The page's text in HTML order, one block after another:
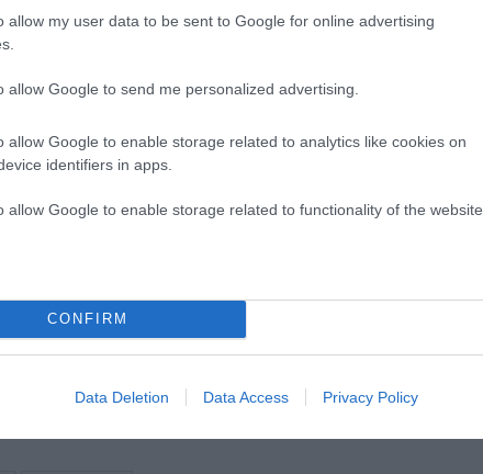
allow my user data to be sent to Google for online advertising
allow Google to send me personalized advertising.
allow Google to enable storage related to analytics like cookies on
identifiers in apps.
allow Google to enable storage related to functionality of the website
CONFIRM
Data Deletion Data Access Privacy Policy
és halált jelképezhet. A cigány horoszkópban az
A Kés szülöttei kemények, analitikusak és
az érzelmek magukkal ragadják őket. A családjuk
21.
átlépésének a szimbóluma. Ettől függetlenül a
szerencsét és védelmet jelent. A szimbólum
Képesek harcolni a vágyaikért. Ezért erős és
és az erőfeszítés jelképe. A szimbólum szülöttei
rájuk, meghallgatják őket és mindig segítenek.
a tulajdonságaik miatt nagyon szereti őket